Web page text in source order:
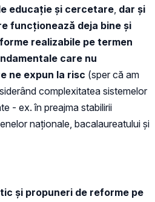
educație și cercetare, dar și
funcționează deja bine și
realizabile pe termen
care nu
ne expun la risc (sper că am
complexitatea sistemelor
- ex. în preajma stabilirii
naționale, bacalaureatului și
și propuneri de reforme pe